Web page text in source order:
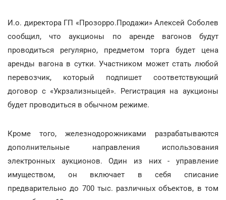
И.о. директора ГП «Прозорро.Продажи» Алексей Соболев
сообщил, что аукционы по аренде вагонов будут
проводиться регулярно, предметом торга будет цена
аренды вагона в сутки. Участником может стать любой
перевозчик, который подпишет соответствующий
договор с «Укрзализныцей». Регистрация на аукционы
будет проводиться в обычном режиме.
Кроме того, железнодорожниками разрабатываются
дополнительные направления использования
электронных аукционов. Один из них - управление
имуществом, он включает в себя списание
предварительно до 700 тыс. различных объектов, в том